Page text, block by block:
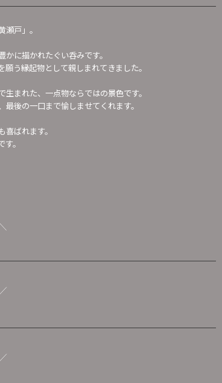
戸」。
に描かれたぐい呑みです。
う縁起物として親しまれてきました。
まれた、一点物ならではの景色です。
後の一口まで愉しませてくれます。
ばれます。
。